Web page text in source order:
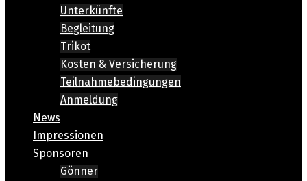
Unterkünfte
Begleitung
Trikot
Kosten & Versicherung
Teilnahmebedingungen
Anmeldung
News
Impressionen
Sponsoren
Gönner